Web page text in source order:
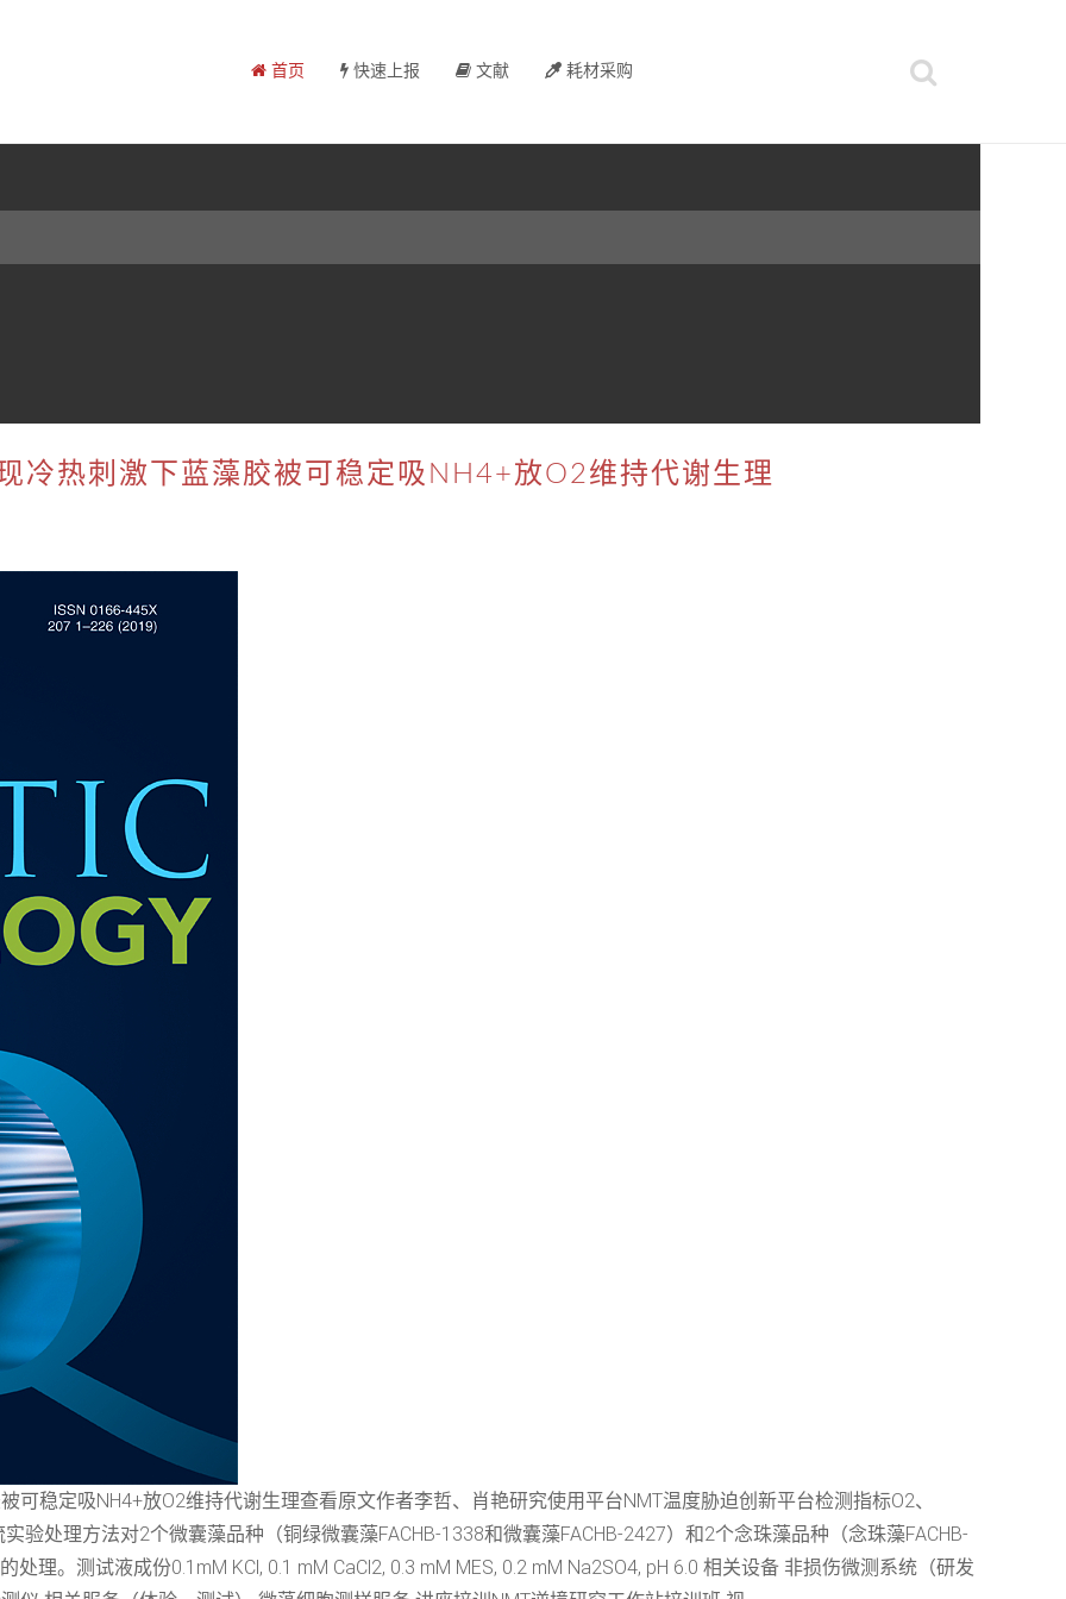
首页 快速上报 文献 耗材采购
冷热刺激下蓝藻胶被可稳定吸NH4+放O2维持代谢生理
可稳定吸NH4+放O2维持代谢生理查看原文作者李哲、肖艳研究使用平台NMT温度胁迫创新平台检测指标O2、
验处理方法对2个微囊藻品种（铜绿微囊藻FACHB-1338和微囊藻FACHB-2427）和2个念珠藻品种（念珠藻FACHB-
理。测试液成份0.1mM KCl, 0.1 mM CaCl2, 0.3 mM MES, 0.2 mM Na2SO4, pH 6.0 相关设备 非损伤微测系统（研发